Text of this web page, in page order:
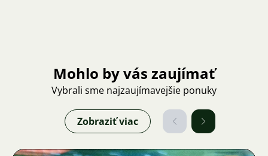
Mohlo by vás zaujímať
Vybrali sme najzaujímavejšie ponuky
Zobraziť viac